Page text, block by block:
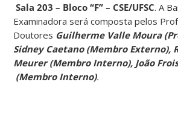
Sala 203 – Bloco “F” – CSE/UFSC. A
Examinadora será composta pelos
Doutores Guilherme Valle Moura
Sidney Caetano (Membro Externo),
Meurer (Membro Interno), João
(Membro Interno).